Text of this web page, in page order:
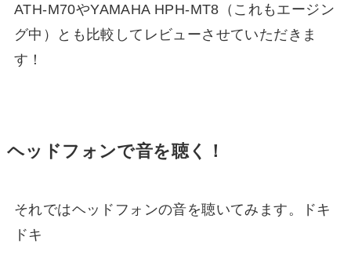
ATH-M70やYAMAHA HPH-MT8（これもエージン
グ中）とも比較してレビューさせていただきま
す！
ヘッドフォンで音を聴く！
それではヘッドフォンの音を聴いてみます。ドキ
ドキ